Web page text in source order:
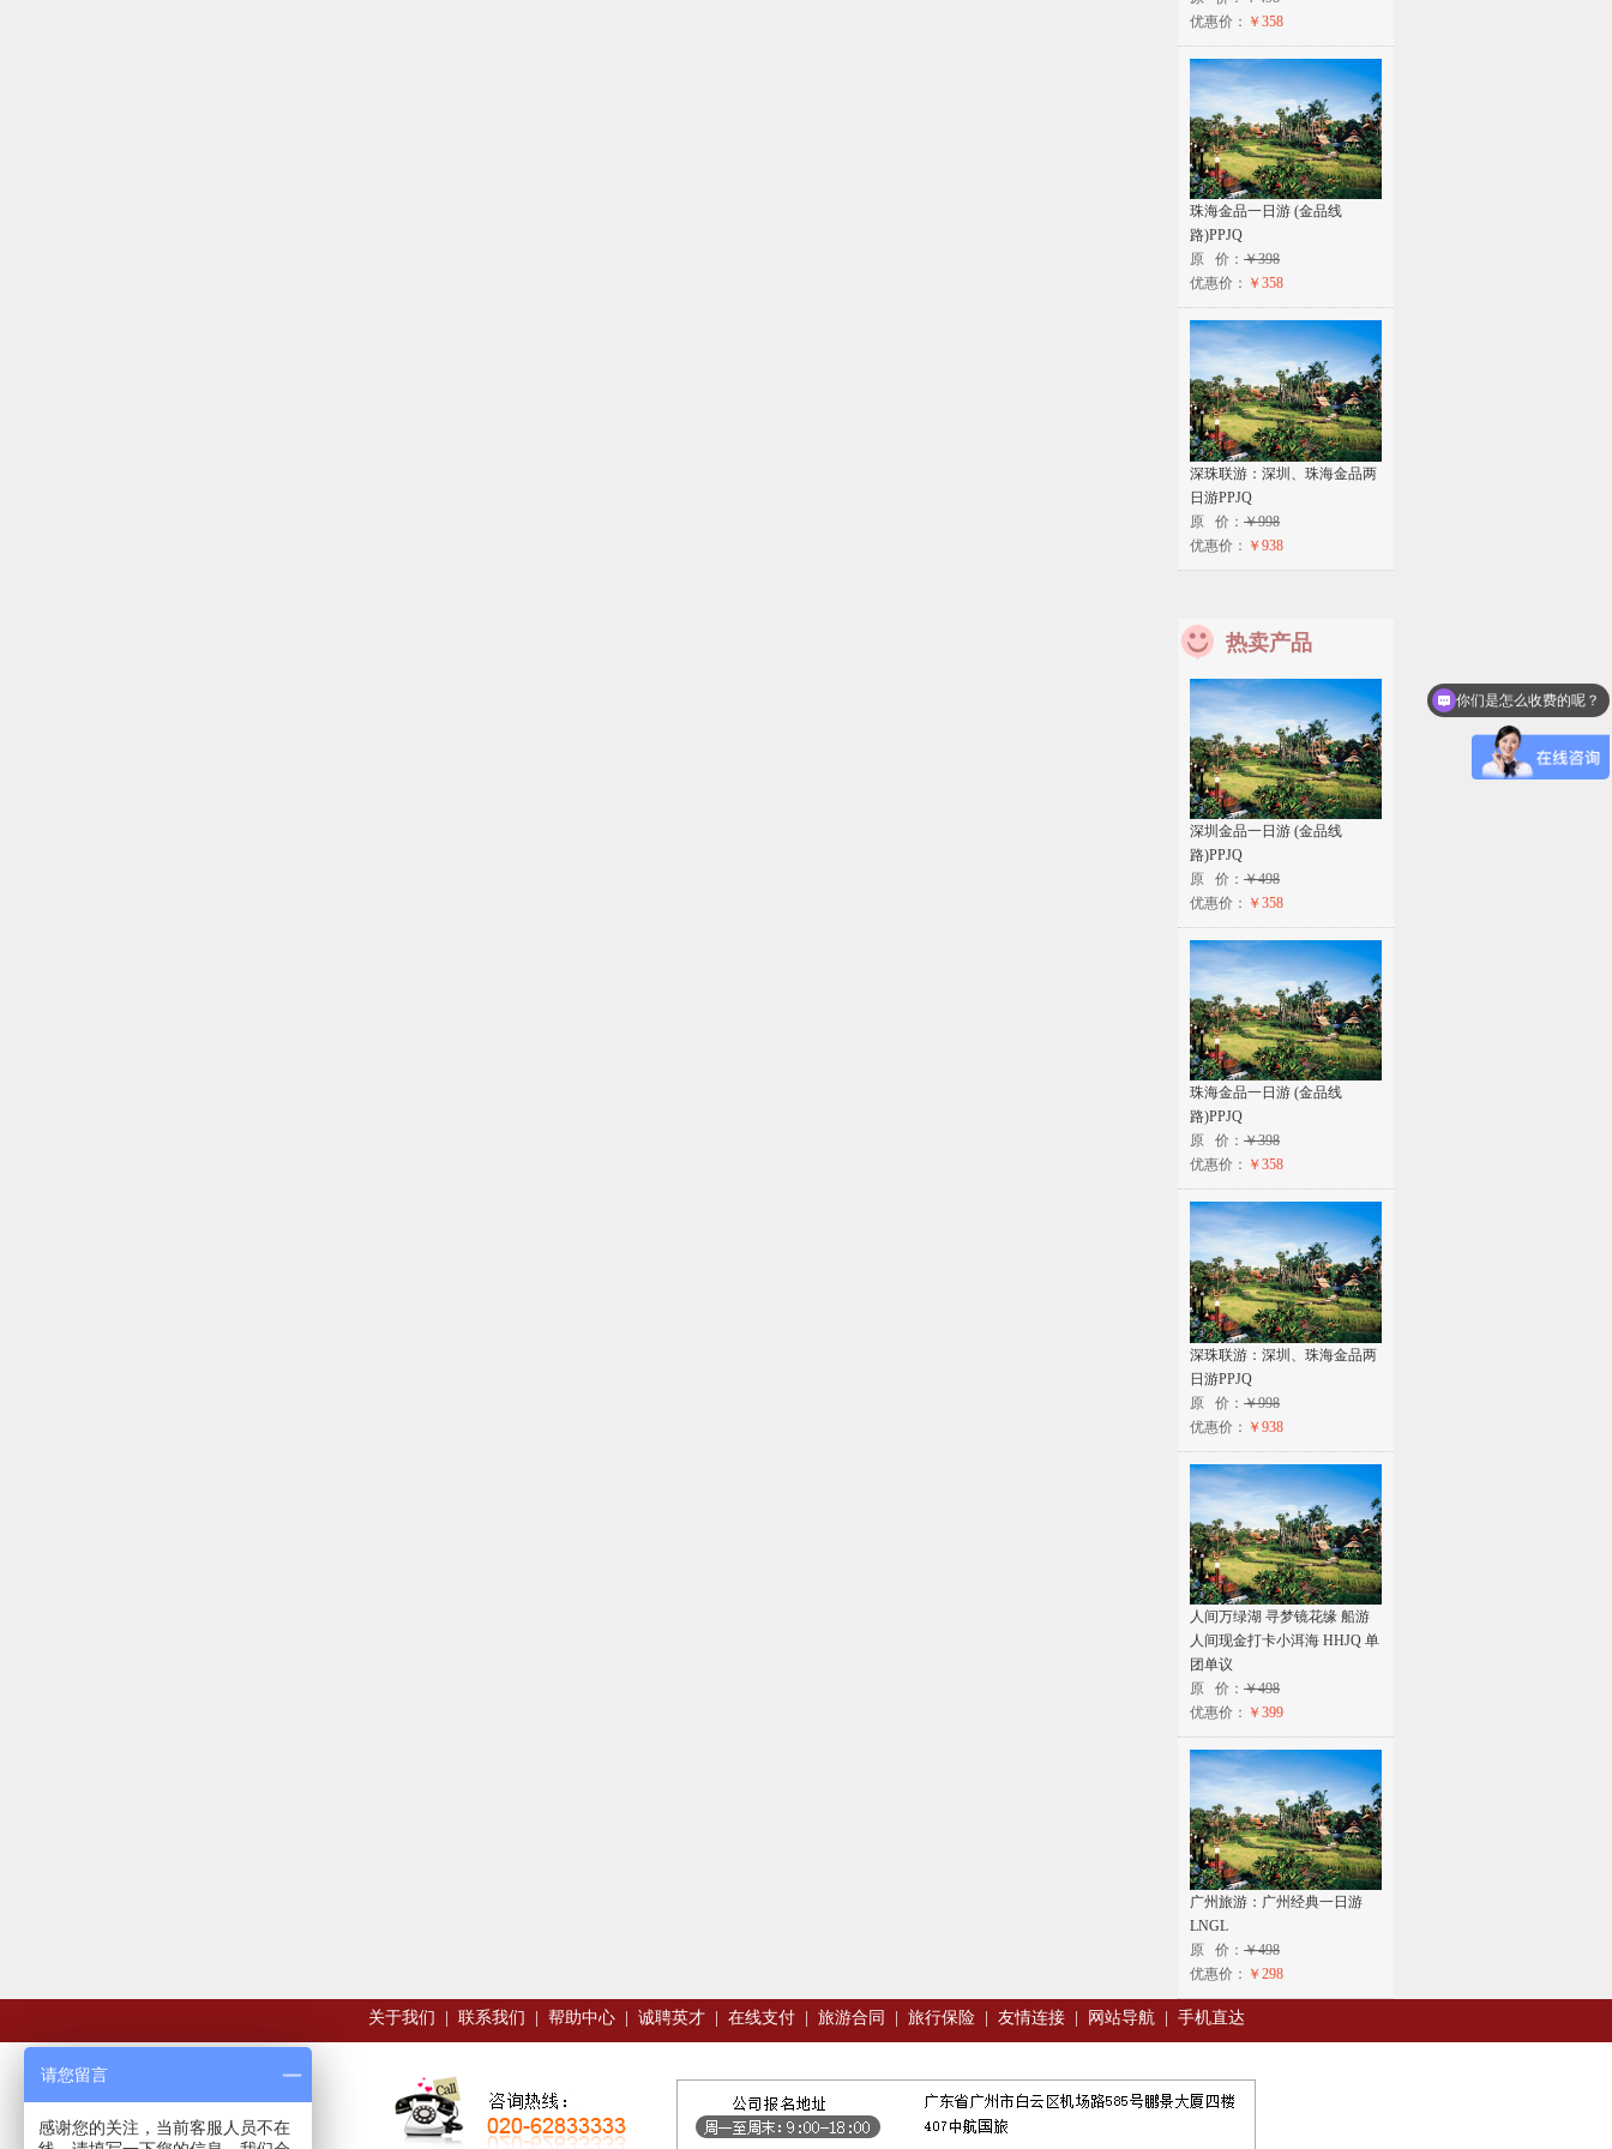
优惠价： ￥358
珠海金品一日游 (金品线
路)PPJQ
原 价： ￥398
优惠价： ￥358
深珠联游：深圳、珠海金品两
日游PPJQ
原 价： ￥998
优惠价： ￥938
热卖产品
深圳金品一日游 (金品线
路)PPJQ
原 价： ￥498
优惠价： ￥358
珠海金品一日游 (金品线
路)PPJQ
原 价： ￥398
优惠价： ￥358
深珠联游：深圳、珠海金品两
日游PPJQ
原 价： ￥998
优惠价： ￥938
人间万绿湖 寻梦镜花缘 船游
人间现金打卡小洱海 HHJQ 单
团单议
原 价： ￥498
优惠价： ￥399
广州旅游：广州经典一日游
LNGL
原 价： ￥498
优惠价： ￥298
关于我们 联系我们 帮助中心 诚聘英才 在线支付 旅游合同 旅行保险 友情连接 网站导航 手机直达
你们是怎么收费的呢？
请您留言
感谢您的关注，当前客服人员不在